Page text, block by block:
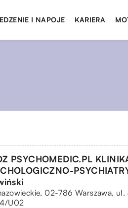
I NAPOJE KARIERA
PSYCHOMEDIC.PL
02-786 Warszawa, ul.
U02